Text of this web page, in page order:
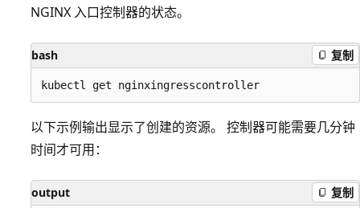
NGINX 入口控制器的状态。
bash 复制
以下示例输出显示了创建的资源。 控制器可能需要几分钟
时间才可用：
output 复制